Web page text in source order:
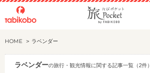
HOME ラベンダー
ラベンダーの旅行・観光情報に関する記事一覧（2件）